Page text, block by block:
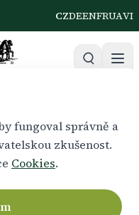
CZDEENFRUAVI
fungoval správně a
zkušenost.
Cookies.